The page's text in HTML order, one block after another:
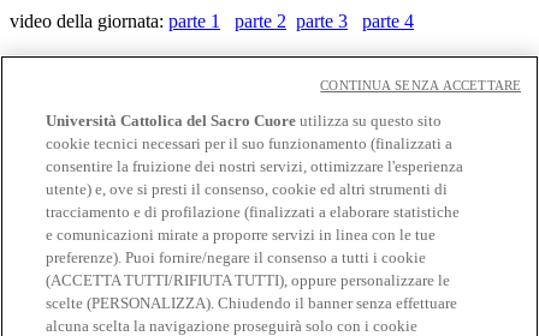
video della giornata: parte 1 parte 2 parte 3 parte 4
Master e CorsiApri/chiudi navigazione
Il Master in Didattica dell’Italiano L2
Il Corso di Perfezionamento in Terminologie
specialistiche e servizi di traduzione
Le Summer School
MasterClass
Seminari
Convegni
Tesi magistrali
Università Cattolica del Sacro Cuore utilizza su questo sito
cookie tecnici necessari per il suo funzionamento (finalizzati a
consentire la fruizione dei nostri servizi, ottimizzare l'esperienza
utente) e, ove si presti il consenso, cookie ed altri strumenti di
tracciamento e di profilazione (finalizzati a elaborare statistiche
e comunicazioni mirate a proporre servizi in linea con le tue
preferenze). Puoi fornire/negare il consenso a tutti i cookie
(ACCETTA TUTTI/RIFIUTA TUTTI), oppure personalizzare le
scelte (PERSONALIZZA). Chiudendo il banner senza effettuare
alcuna scelta la navigazione proseguirà solo con i cookie
CONTINUA SENZA ACCETTARE